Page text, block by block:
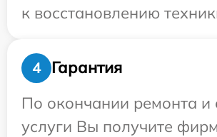
к восстановлению
4
Гарантия
По окончании ремонта и
услуги Вы получите